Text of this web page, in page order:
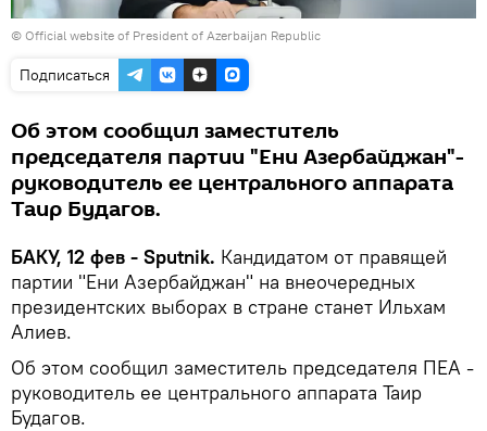
© Official website of President of Azerbaijan Republic
Подписаться
Об этом сообщил заместитель
председателя партии "Ени Азербайджан"-
руководитель ее центрального аппарата
Таир Будагов.
БАКУ, 12 фев - Sputnik. Кандидатом от правящей
партии "Ени Азербайджан" на внеочередных
президентских выборах в стране станет Ильхам
Алиев.
Об этом сообщил заместитель председателя ПЕА -
руководитель ее центрального аппарата Таир
Будагов.